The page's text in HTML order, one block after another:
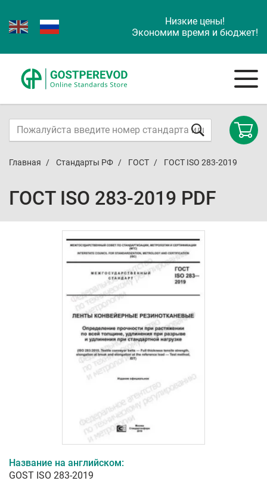
Низкие цены!
Экономим время и бюджет!
Главная Стандарты РФ ГОСТ ГОСТ ISO 283-2019
ГОСТ ISO 283-2019 PDF
Название на английском:
GOST ISO 283-2019